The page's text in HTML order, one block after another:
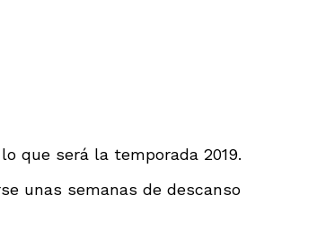
que será la temporada 2019.
unas semanas de descanso